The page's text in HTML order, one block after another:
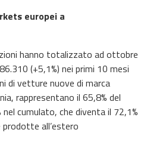
europei a
hanno totalizzato ad ottobre
(+5,1%) nei primi 10 mesi
di vetture nuove di marca
rappresentano il 65,8% del
cumulato, che diventa il 72,1%
all’estero